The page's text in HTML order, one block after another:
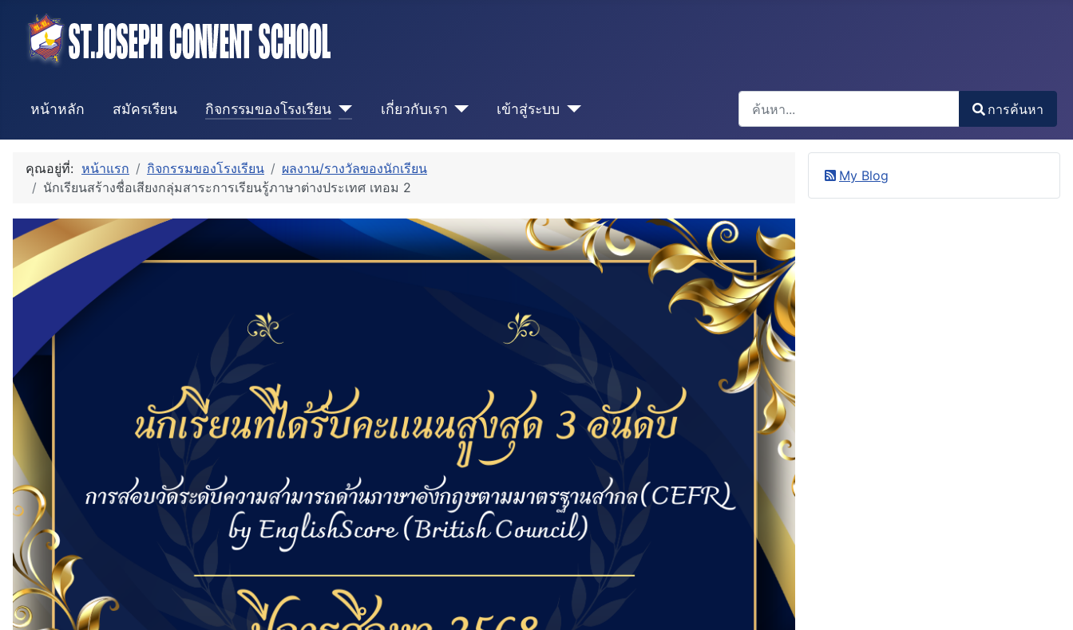
หน้าหลัก สมัครเรียน กิจกรรมของโรงเรียน เกี่ยวกับเรา เข้าสู่ระบบ
การค้นหา
Type 2 or more characters for results.
การค้นหา
คุณอยู่ที่: หน้าแรก กิจกรรมของโรงเรียน
ผลงาน/รางวัลของนักเรียน
นักเรียนสร้างชื่อเสียงกลุ่มสาระการเรียนรู้ภาษาต่างประเทศ เทอม 2
My Blog